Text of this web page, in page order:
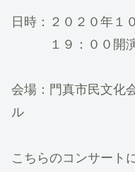
日時：２０２０年１
１９：００開演
会場：門真市民文化
ル
こちらのコンサート